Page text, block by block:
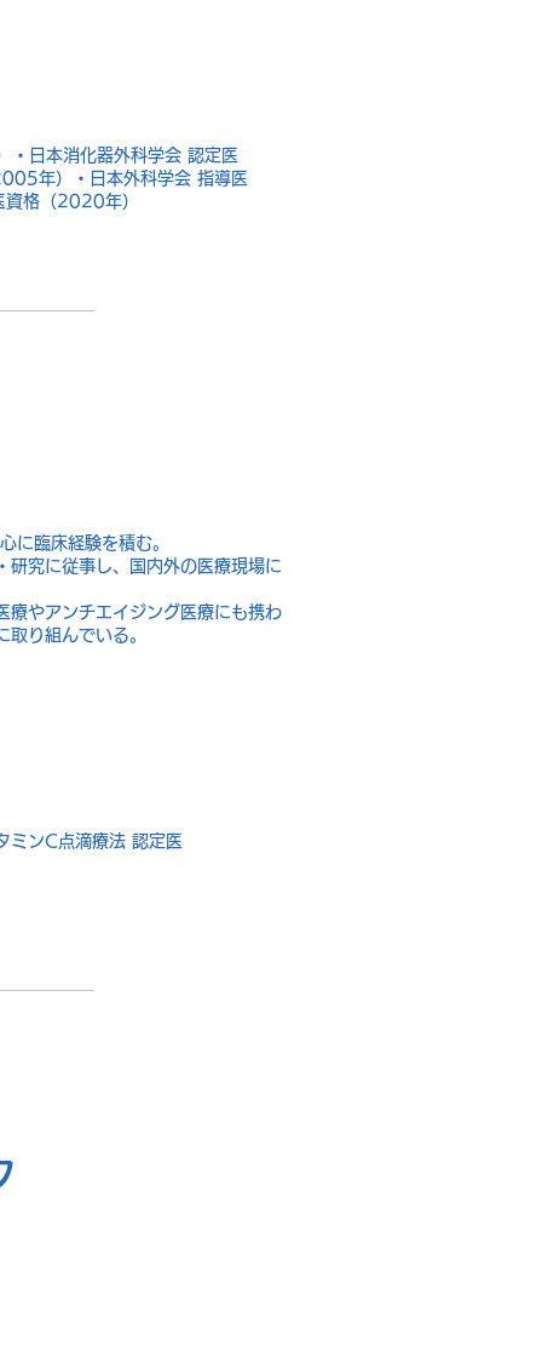
日本消化器外科学会 認定医
年）・日本外科学会 指導医
格（2020年）
に臨床経験を積む。
研究に従事し、国内外の医療現場に
療やアンチエイジング医療にも携わ
り組んでいる。
ミンC点滴療法 認定医